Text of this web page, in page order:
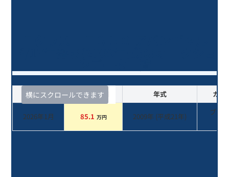
横にスクロールできます
査定時期 セルカ実績 年式 カラ
2026年1月 85.1 万円 2009年 (平成21年)
ブラ